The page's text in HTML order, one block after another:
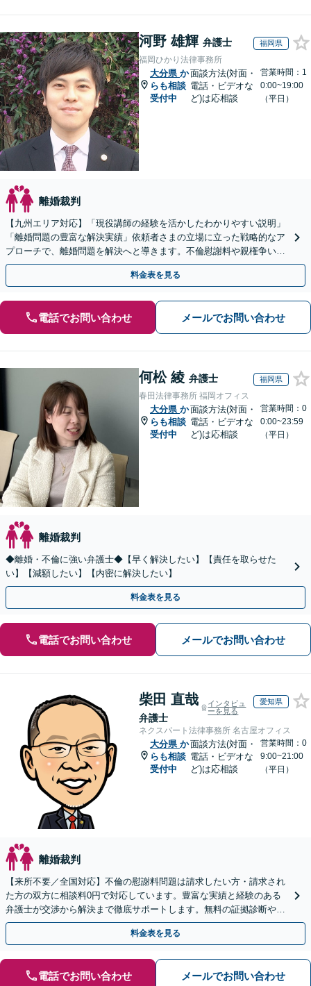
河野 雄輝 弁護士 福岡県
福岡ひかり法律事務所
大分県 か
らも相談
受付中
面談方法(対面・
電話・ビデオな
ど)は応相談
営業時間：1
0:00~19:00
（平日）
離婚裁判
【九州エリア対応】「現役講師の経験を活かしたわかりやすい説明」
「離婚問題の豊富な解決実績」依頼者さまの立場に立った戦略的なア
プローチで、離婚問題を解決へと導きます。不倫慰謝料や親権争い、
高額所得者の財産分与など、何でもご相談ください。
料金表を見る
電話でお問い合わせ メールでお問い合わせ
何松 綾 弁護士 福岡県
春田法律事務所 福岡オフィス
大分県 か
らも相談
受付中
面談方法(対面・
電話・ビデオな
ど)は応相談
営業時間：0
0:00~23:59
（平日）
離婚裁判
◆離婚・不倫に強い弁護士◆【早く解決したい】【責任を取らせた
い】【減額したい】【内密に解決したい】
料金表を見る
電話でお問い合わせ メールでお問い合わせ
柴田 直哉
弁護士
インタビュ
ーを見る
愛知県
ネクスパート法律事務所 名古屋オフィス
大分県 か
らも相談
受付中
面談方法(対面・
電話・ビデオな
ど)は応相談
営業時間：0
9:00~21:00
（平日）
離婚裁判
【来所不要／全国対応】不倫の慰謝料問題は請求したい方・請求され
た方の双方に相談料0円で対応しています。豊富な実績と経験のある
弁護士が交渉から解決まで徹底サポートします。無料の証拠診断や着
手金の返還保証もありますので安心してご相談ください。
料金表を見る
電話でお問い合わせ メールでお問い合わせ